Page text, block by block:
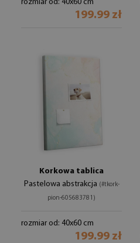
rozmiar od: 40x60 cm
199.99 zł
Korkowa tablica
Pastelowa abstrakcja (#tkork-
pion-605683781)
rozmiar od: 40x60 cm
199.99 zł